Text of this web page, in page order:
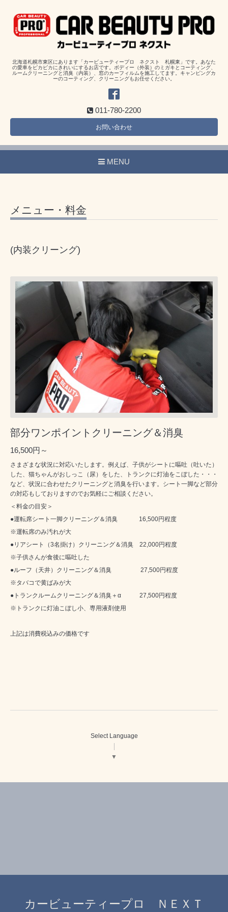
北海道札幌市東区にあります「カービューティープロ ネクスト 札幌東」です。あなた
の愛車をピカピカにきれいにするお店です。ボディー（外装）のミガキとコーティング、
ルームクリーニングと消臭（内装）、窓のカーフィルムを施工してます。キャンピングカ
ーのコーティング、クリーニングもお任せください。
011-780-2200
お問い合わせ
MENU
メニュー・料金
(内装クリーング)
部分ワンポイントクリーニング＆消臭
16,500円～
さまざまな状況に対応いたします。例えば、子供がシートに嘔吐（吐いた）
した、猫ちゃんがおしっこ（尿）をした、トランクに灯油をこぼした・・・
など、状況に合わせたクリーニングと消臭を行います。シート一脚など部分
の対応もしておりますのでお気軽にご相談ください。
＜料金の目安＞
●運転席シート一脚クリーニング＆消臭 16,500円程度
※運転席のみ汚れが大
●リアシート（3名掛け）クリーニング＆消臭 22,000円程度
※子供さんが食後に嘔吐した
●ルーフ（天井）クリーニング＆消臭 27,500円程度
※タバコで黄ばみが大
●トランクルームクリーニング＆消臭＋α 27,500円程度
※トランクに灯油こぼし小、専用液剤使用
上記は消費税込みの価格です
Select Language
▼
カービューティープロ ＮＥＸＴ